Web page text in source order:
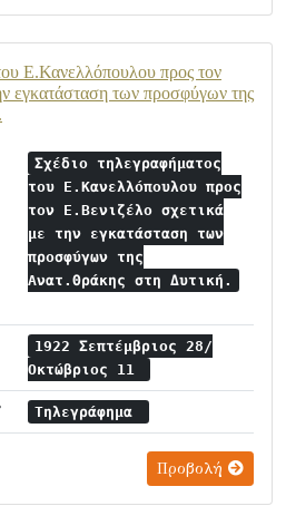
Ε.Κανελλόπουλου προς τον
εγκατάσταση των προσφύγων της
Σχέδιο τηλεγραφήματος
του Ε.Κανελλόπουλου προς
τον Ε.Βενιζέλο σχετικά
με την εγκατάσταση των
προσφύγων της
Ανατ.Θράκης στη Δυτική.
1922 Σεπτέμβριος 28/
Οκτώβριος 11
Τηλεγράφημα
Προβολή